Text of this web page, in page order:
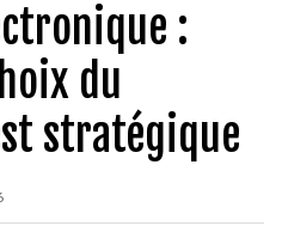
:
du
stratégique